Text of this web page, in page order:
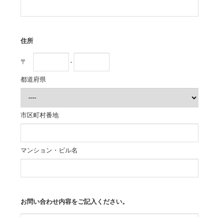
住所
〒 -
都道府県
市区町村番地
マンション・ビル名
お問い合わせ内容をご記入ください。